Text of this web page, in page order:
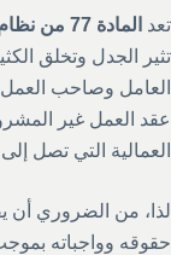
تعد المادة 77 من نظام العمل السعودي
تثير الجدل وتخلق
العامل وصاحب العمل.
عقد العمل غير
العمالية التي تصل
لذا، من الضروري
حقوقه وواجباته